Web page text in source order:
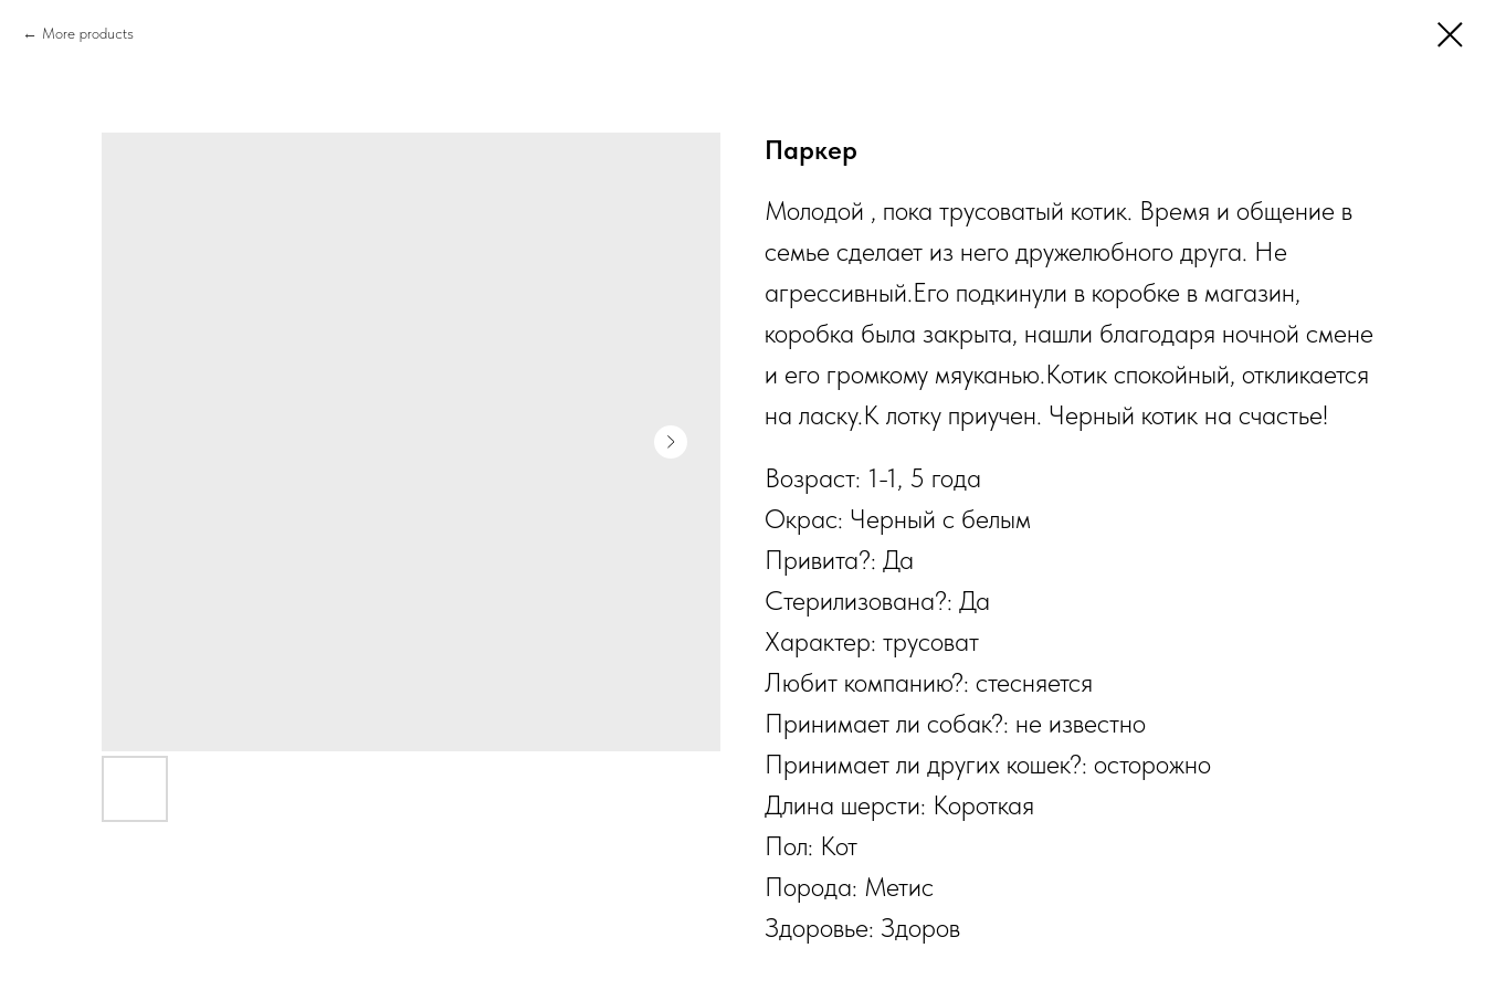
More products
Паркер
Молодой , пока трусоватый котик. Время и общение в
семье сделает из него дружелюбного друга. Не
агрессивный.Его подкинули в коробке в магазин,
коробка была закрыта, нашли благодаря ночной смене
и его громкому мяуканью.Котик спокойный, откликается
на ласку.К лотку приучен. Черный котик на счастье!
Возраст: 1-1, 5 года
Окрас: Черный с белым
Привита?: Да
Стерилизована?: Да
Характер: трусоват
Любит компанию?: стесняется
Принимает ли собак?: не известно
Принимает ли других кошек?: осторожно
Длина шерсти: Короткая
Пол: Кот
Порода: Метис
Здоровье: Здоров